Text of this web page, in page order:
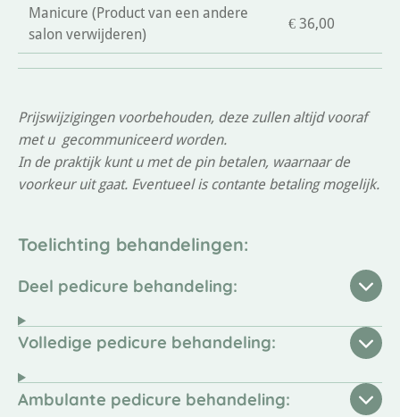
Manicure (Product van een andere
salon verwijderen)
€ 36,00
Prijswijzigingen voorbehouden, deze zullen altijd vooraf
met u gecommuniceerd worden.
In de praktijk kunt u met de pin betalen, waarnaar de
voorkeur uit gaat. Eventueel is contante betaling mogelijk.
Toelichting behandelingen:
Deel pedicure behandeling:
Volledige pedicure behandeling:
Ambulante pedicure behandeling: